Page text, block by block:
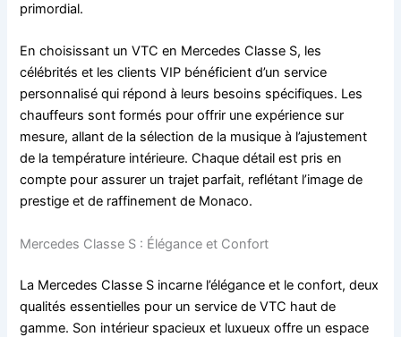
primordial.
En choisissant un VTC en Mercedes Classe S, les
célébrités et les clients VIP bénéficient d’un service
personnalisé qui répond à leurs besoins spécifiques. Les
chauffeurs sont formés pour offrir une expérience sur
mesure, allant de la sélection de la musique à l’ajustement
de la température intérieure. Chaque détail est pris en
compte pour assurer un trajet parfait, reflétant l’image de
prestige et de raffinement de Monaco.
Mercedes Classe S : Élégance et Confort
La Mercedes Classe S incarne l’élégance et le confort, deux
qualités essentielles pour un service de VTC haut de
gamme. Son intérieur spacieux et luxueux offre un espace